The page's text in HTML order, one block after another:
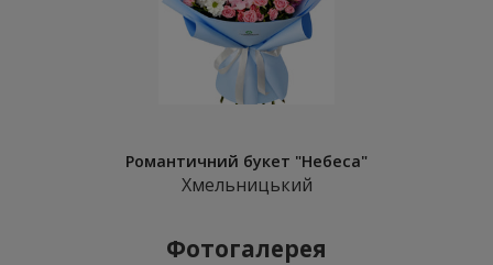
Романтичний букет "Небеса"
Хмельницький
Фотогалерея